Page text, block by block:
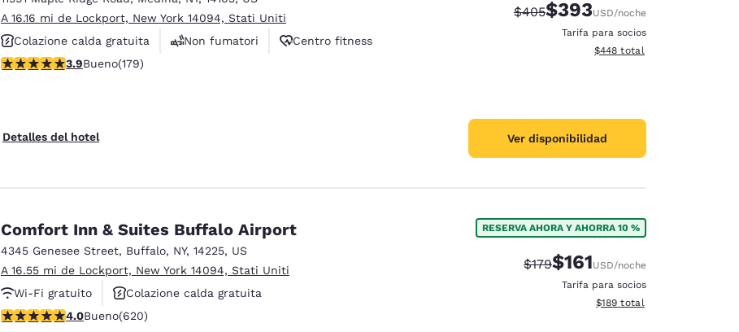
A 16.16 mi de Lockport, New York 14094, Stati Uniti
Colazione calda gratuita
Non fumatori
Centro fitness
calificación de 3.94 estrellas. Bueno. 179 reseñas
3.9Bueno(179)
Detalles del hotel
Precio tachado:
$405Precio con descuento:
$393USD/noche
Tarifa para socios
Ver detalles del total
$448 total
Ver disponibilidad
Comfort Inn & Suites Buffalo Airport
4345 Genesee Street, Buffalo, NY, 14225, US
A 16.55 mi de Lockport, New York 14094, Stati Uniti
Wi-Fi gratuito
Colazione calda gratuita
Animali ammessi
calificación de 3.96 estrellas. Bueno. 620 reseñas
4.0Bueno(620)
RESERVA AHORA Y AHORRA 10 %
Precio tachado:
$179Precio con descuento:
$161USD/noche
Tarifa para socios
Ver detalles del total
$189 total